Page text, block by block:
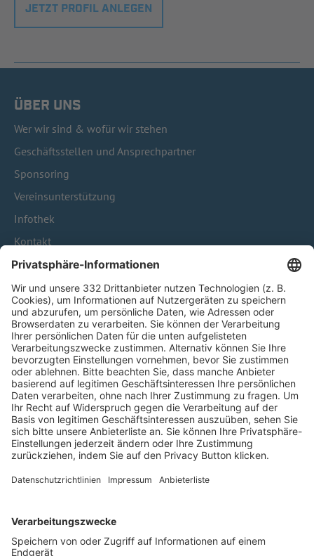
JETZT PROFIL ANLEGEN
ÜBER UNS
Wer wir sind & wofür wir stehen
Geschäftsstellen und Ansprechpartner
Sponsoring
Vereinsunterstützung
Infothek
Kontakt
HÄUFIG BESUCHTE SEITEN
Pässe und Vereinswechsel
Trainerausbildung
Schulungsangebot Vereinsmitarbeiter
BFV-Geschäftsstellen
Trainerbörse
Login SpielPlus
FOLGE DEM BFV
TOP-VEREINE